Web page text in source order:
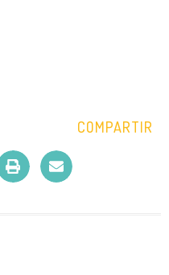
COMPARTIR